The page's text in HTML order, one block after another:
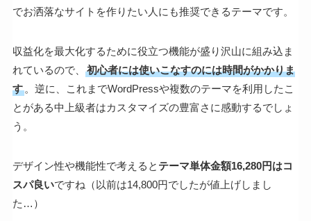
でお洒落なサイトを作りたい人にも推奨できるテーマです。
収益化を最大化するために役立つ機能が盛り沢山に組み込ま
れているので、
初心者には使いこなすのには時間がかかりま
す。逆に、これまでWordPressや複数のテーマを利用したこ
とがある中上級者はカスタマイズの豊富さに感動するでしょ
う。
デザイン性や機能性で考えると テーマ単体金額16,280円はコ
スパ良いですね（以前は14,800円でしたが値上げしまし
た…）